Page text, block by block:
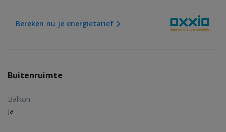
Bereken nu je energietarief
Buitenruimte
Balkon
Ja